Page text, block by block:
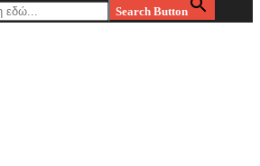
Search Button